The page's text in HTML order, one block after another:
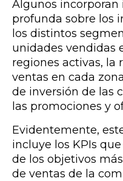
Algunos
profunda sobre los
los distintos
unidades vendidas
regiones activas, la
ventas en cada
de inversión de las
las promociones y
Evidentemente,
incluye los KPIs
de los objetivos
de ventas de la